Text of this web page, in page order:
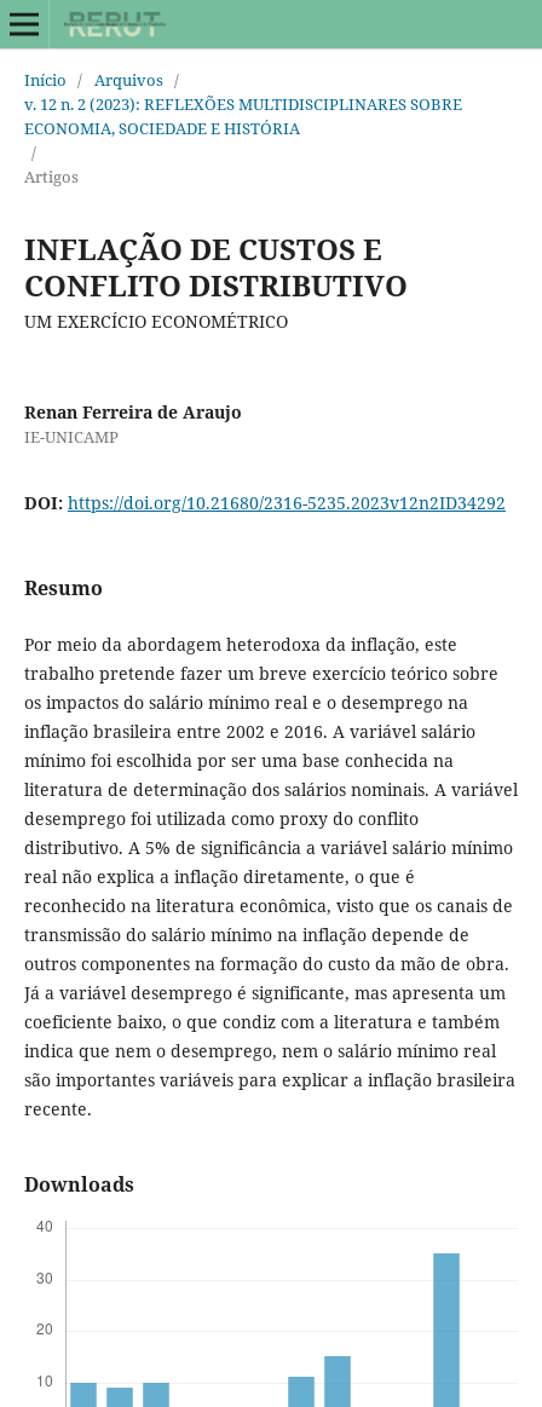
Início / Arquivos /
v. 12 n. 2 (2023): REFLEXÕES MULTIDISCIPLINARES SOBRE
ECONOMIA, SOCIEDADE E HISTÓRIA
/
Artigos
INFLAÇÃO DE CUSTOS E
CONFLITO DISTRIBUTIVO
UM EXERCÍCIO ECONOMÉTRICO
Renan Ferreira de Araujo
IE-UNICAMP
DOI: https://doi.org/10.21680/2316-5235.2023v12n2ID34292
Resumo
Por meio da abordagem heterodoxa da inflação, este
trabalho pretende fazer um breve exercício teórico sobre
os impactos do salário mínimo real e o desemprego na
inflação brasileira entre 2002 e 2016. A variável salário
mínimo foi escolhida por ser uma base conhecida na
literatura de determinação dos salários nominais. A variável
desemprego foi utilizada como proxy do conflito
distributivo. A 5% de significância a variável salário mínimo
real não explica a inflação diretamente, o que é
reconhecido na literatura econômica, visto que os canais de
transmissão do salário mínimo na inflação depende de
outros componentes na formação do custo da mão de obra.
Já a variável desemprego é significante, mas apresenta um
coeficiente baixo, o que condiz com a literatura e também
indica que nem o desemprego, nem o salário mínimo real
são importantes variáveis para explicar a inflação brasileira
recente.
Downloads